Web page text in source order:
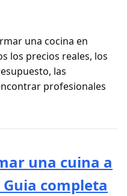
una cocina en
los precios reales, los
las
profesionales
una cuina a
Guia completa